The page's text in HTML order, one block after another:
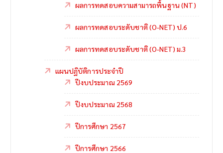
ผลการทดสอบความสามารถพื้นฐาน (NT)
ผลการทดสอบระดับชาติ (O-NET) ป.6
ผลการทดสอบระดับชาติ (O-NET) ม.3
แผนปฏิบัติการประจำปี
ปีงบประมาณ 2569
ปีงบประมาณ 2568
ปีการศึกษา 2567
ปีการศึกษา 2566